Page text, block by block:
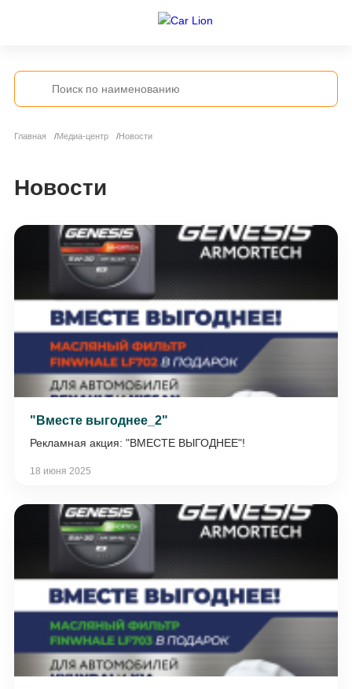
Главная Медиа-центр Новости
Новости
"Вместе выгоднее_2"
Рекламная акция: "ВМЕСТЕ ВЫГОДНЕЕ"!
18 июня 2025